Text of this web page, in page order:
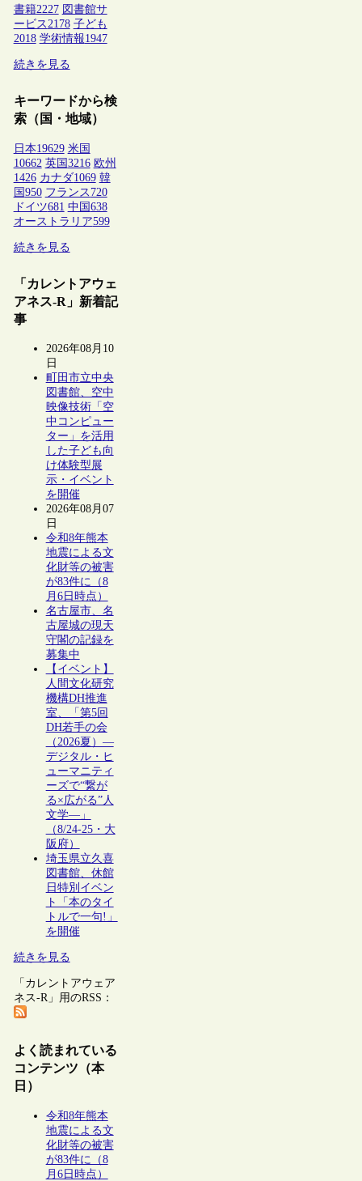
書籍2227 図書館サ
ービス2178 子ども
2018 学術情報1947
続きを見る
キーワードから検
索（国・地域）
日本19629 米国
10662 英国3216 欧州
1426 カナダ1069 韓
国950 フランス 720
ドイツ681 中国638
オーストラリア599
続きを見る
「カレントアウェ
アネス-R」新着記
事
2026年08月10
日
町田市立中央
図書館、空中
映像技術「空
中コンピュー
ター」を活用
した子ども向
け体験型展
示・イベント
を開催
2026年08月07
日
令和8年熊本
地震による文
化財等の被害
が83件に（8
月6日時点）
名古屋市、名
古屋城の現天
守閣の記録を
募集中
【イベント】
人間文化研究
機構DH推進
室、「第5回
DH若手の会
（2026夏）―
デジタル・ヒ
ューマニティ
ーズで“繋が
る×広がる”人
文学―」
（8/24-25・大
阪府）
埼玉県立久喜
図書館、休館
日特別イベン
ト「本のタイ
トルで一句!」
を開催
続きを見る
「カレントアウェア
ネス-R」用のRSS：
よく読まれている
コンテンツ（本
日）
令和8年熊本
地震による文
化財等の被害
が83件に（8
月6日時点）